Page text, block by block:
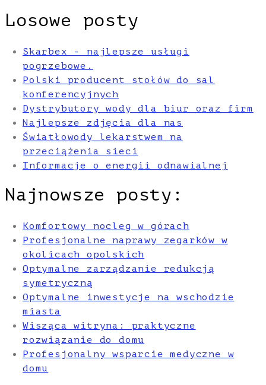
Losowe posty
Skarbex - najlepsze usługi
pogrzebowe.
Polski producent stołów do sal
konferencyjnych
Dystrybutory wody dla biur oraz firm
Najlepsze zdjęcia dla nas
Światłowody lekarstwem na
przeciążenia sieci
Informacje o energii odnawialnej
Najnowsze posty:
Komfortowy nocleg w górach
Profesjonalne naprawy zegarków w
okolicach opolskich
Optymalne zarządzanie redukcją
symetryczną
Optymalne inwestycje na wschodzie
miasta
Wisząca witryna: praktyczne
rozwiązanie do domu
Profesjonalny wsparcie medyczne w
domu